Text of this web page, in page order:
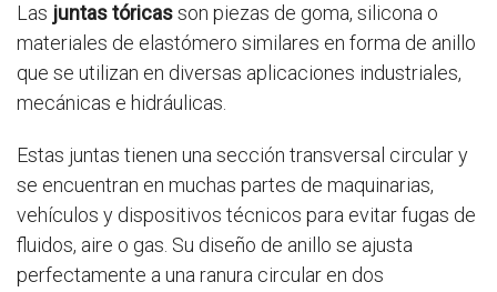
Las juntas tóricasson piezas de goma, silicona o
materiales de elastómero similares en forma de anillo
que se utilizan en diversas aplicaciones industriales,
mecánicas e hidráulicas.
Estas juntas tienen una sección transversal circular y
se encuentran en muchas partes de maquinarias,
vehículos y dispositivos técnicos para evitar fugas de
fluidos, aire o gas. Su diseño de anillo se ajusta
perfectamente a una ranura circular en dos